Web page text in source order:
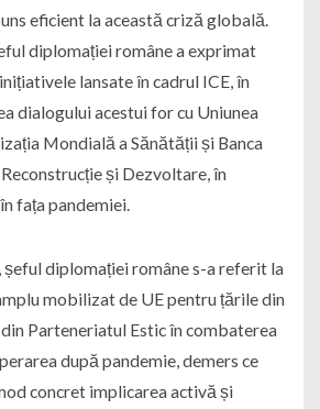
eficient la această criză globală.
diplomației române a exprimat
lansate în cadrul ICE, în
dialogului acestui for cu Uniunea
Mondială a Sănătății și Banca
și Dezvoltare, în
fața pandemiei.
șeful diplomației române s-a referit la
mobilizat de UE pentru țările din
Parteneriatul Estic în combaterea
după pandemie, demers ce
concret implicarea activă și